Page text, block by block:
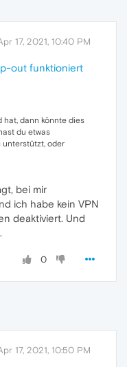
17, 2021, 10:40 PM
out funktioniert
hat, dann könnte dies
du etwas
unterstützt, oder
bei mir
ich habe kein VPN
deaktiviert. Und
0
17, 2021, 10:50 PM